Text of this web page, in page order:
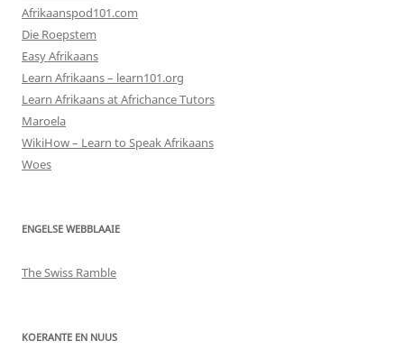
Afrikaanspod101.com
Die Roepstem
Easy Afrikaans
Learn Afrikaans – learn101.org
Learn Afrikaans at Africhance Tutors
Maroela
WikiHow – Learn to Speak Afrikaans
Woes
ENGELSE WEBBLAAIE
The Swiss Ramble
KOERANTE EN NUUS